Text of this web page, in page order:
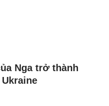
Nga trở thành
Ukraine